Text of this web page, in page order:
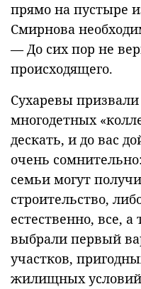
прямо на пустыре
Смирнова
— До сих пор не
происходящего.
Сухаревы
многодетных
дескать, и до вас
очень
семьи могут
строительство,
естественно, все,
выбрали первый
участков,
жилищных